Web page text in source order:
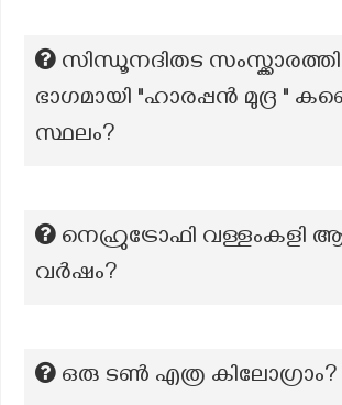
സിന്ധൂനദിതട
ഭാഗമായി "ഹാരപ്പൻ മുദ്ര "
സ്ഥലം?
നെഹ്രുട്രോഫി വള്ളംകളി
വർഷം?
ഒരു ടൺ എത്ര കിലോഗ്രാം?